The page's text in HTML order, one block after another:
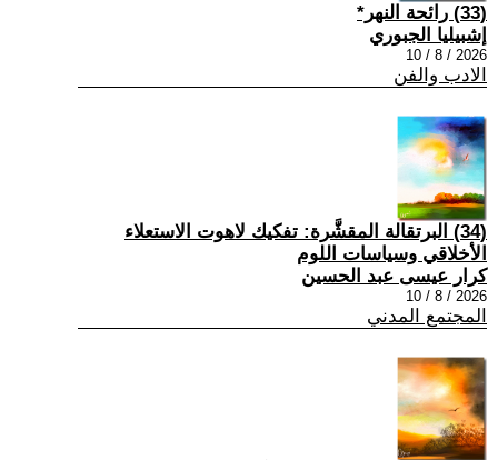
(33) رائحة النهر*
إشبيليا الجبوري
2026 / 8 / 10
الادب والفن
(34) البرتقالة المقشَّرة: تفكيك لاهوت الاستعلاء
الأخلاقي وسياسات اللوم
كرار عيسى عبد الحسين
2026 / 8 / 10
المجتمع المدني